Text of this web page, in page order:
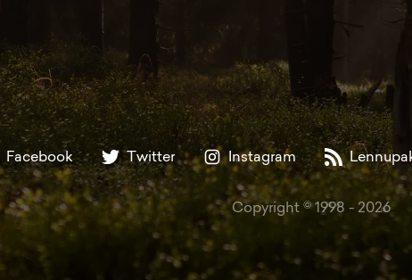
Facebook Twitter Instagram
Copyright © 1998 - 2026